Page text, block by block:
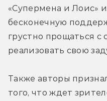
«Супермена и Лоис»
бесконечную
грустно прощаться с
реализовать свою
Также авторы
того, что ждет